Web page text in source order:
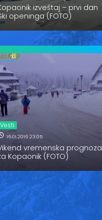
izveštaj – prvi dan
openinga (FOTO)
Vesti
16.01.2016 23:05
vremenska prognoza
Kopaonik (FOTO)